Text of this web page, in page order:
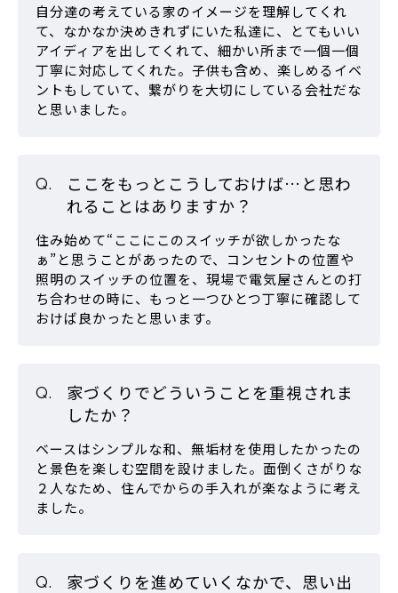
自分達の考えている家のイメージを理解してくれ
て、なかなか決めきれずにいた私達に、とてもいい
アイディアを出してくれて、細かい所まで一個一個
丁寧に対応してくれた。子供も含め、楽しめるイベ
ントもしていて、繋がりを大切にしている会社だな
と思いました。
ここをもっとこうしておけば…と思わ
れることはありますか？
住み始めて“ここにこのスイッチが欲しかったな
ぁ”と思うことがあったので、コンセントの位置や
照明のスイッチの位置を、現場で電気屋さんとの打
ち合わせの時に、もっと一つひとつ丁寧に確認して
おけば良かったと思います。
家づくりでどういうことを重視されま
したか？
ベースはシンプルな和、無垢材を使用したかったの
と景色を楽しむ空間を設けました。面倒くさがりな
２人なため、住んでからの手入れが楽なように考え
ました。
家づくりを進めていくなかで、思い出